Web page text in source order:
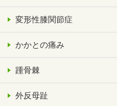
変形性膝関節症
かかとの痛み
踵骨棘
外反母趾